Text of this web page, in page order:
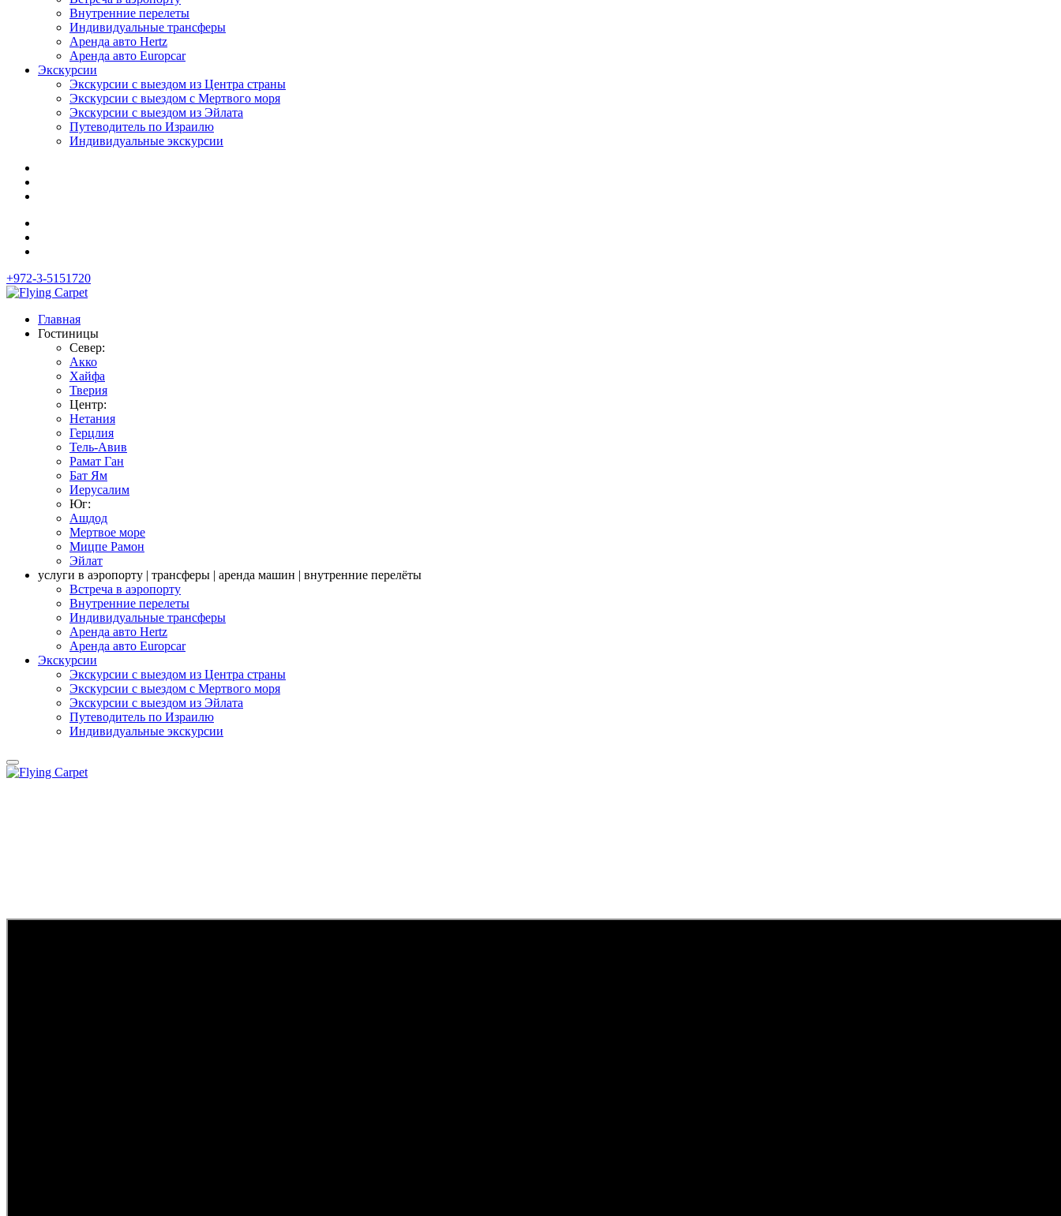
Внутренние перелеты
Индивидуальные трансферы
Аренда авто Hertz
Аренда авто Europcar
Экскурсии
Экскурсии с выездом из Центра страны
Экскурсии с выездом c Мертвого моря
Экскурсии с выездом из Эйлата
Путеводитель по Израилю
Индивидуальные экскурсии
+972-3-5151720
Главная
Гостиницы
Север:
Акко
Хайфа
Тверия
Центр:
Нетания
Герцлия
Тель-Авив
Рамат Ган
Бат Ям
Иерусалим
Юг:
Ашдод
Мертвое море
Мицпе Рамон
Эйлат
услуги в аэропорту | трансферы | аренда машин | внутренние перелёты
Встреча в аэропорту
Внутренние перелеты
Индивидуальные трансферы
Аренда авто Hertz
Аренда авто Europcar
Экскурсии
Экскурсии с выездом из Центра страны
Экскурсии с выездом c Мертвого моря
Экскурсии с выездом из Эйлата
Путеводитель по Израилю
Индивидуальные экскурсии